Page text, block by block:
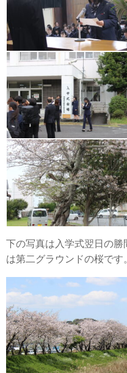
下の写真は入学式翌日の
は第二グラウンドの桜です。